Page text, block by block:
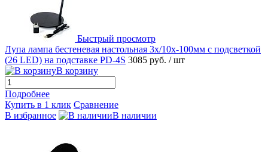
Быстрый просмотр
Лупа лампа бестеневая настольная 3x/10x-100мм с подсветкой
(26 LED) на подставке PD-4S 3085 руб. / шт
В корзину
Подробнее
Купить в 1 клик Сравнение
В избранное
В наличии